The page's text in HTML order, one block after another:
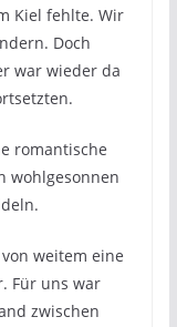
Kiel fehlte. Wir
Doch
war wieder da
romantische
wohlgesonnen
weitem eine
Für uns war
zwischen